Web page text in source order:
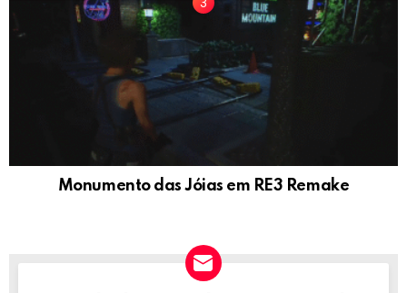
Monumento das Jóias em RE3 Remake